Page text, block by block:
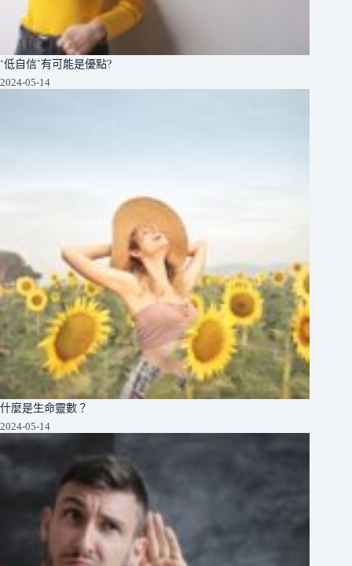
‘低自信’有可能是優點?
2024-05-14
什麼是生命靈數？
2024-05-14